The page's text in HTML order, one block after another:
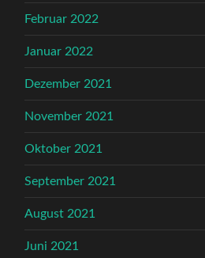
Februar 2022
Januar 2022
Dezember 2021
November 2021
Oktober 2021
September 2021
August 2021
Juni 2021